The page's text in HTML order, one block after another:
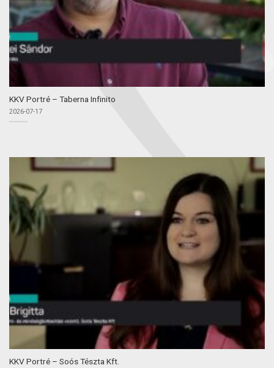
KKV Portré – Taberna Infinito
2026-07-17
KKV Portré – Soós Tészta Kft.